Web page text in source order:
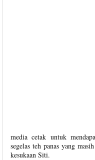
media cetak untuk
segelas teh panas yang
kesukaan Siti.